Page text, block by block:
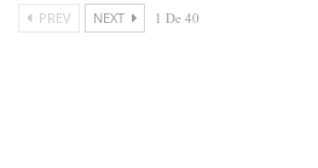
PREV NEXT 1 De 40